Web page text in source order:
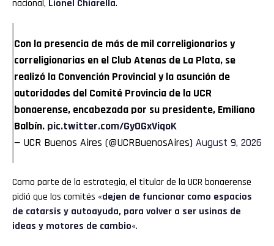
nacional, Lionel Chiarella.
Con la presencia de más de mil correligionarios y
correligionarias en el Club Atenas de La Plata, se
realizó la Convención Provincial y la asunción de
autoridades del Comité Provincia de la UCR
bonaerense, encabezada por su presidente, Emiliano
Balbín. pic.twitter.com/GyOGxViqoK
— UCR Buenos Aires (@UCRBuenosAires) August 9, 2026
Como parte de la estrategia, el titular de la UCR bonaerense
pidió que los comités «dejen de funcionar como espacios
de catarsis y autoayuda, para volver a ser usinas de
ideas y motores de cambio«.